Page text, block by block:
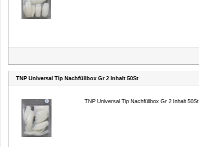
TNP Universal Tip Nachfüllbox Gr 2 Inhalt 50St
TNP Universal Tip Nachfüllbox Gr 2 Inhalt 50St